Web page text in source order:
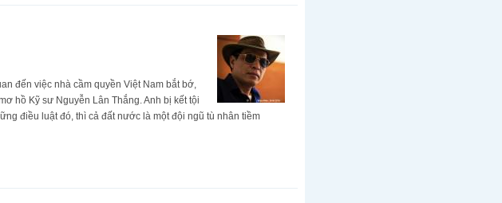
đến việc nhà cầm quyền Việt Nam bắt bớ,
hồ Kỹ sư Nguyễn Lân Thắng. Anh bị kết tội
điều luật đó, thì cả đất nước là một đội ngũ tù nhân tiềm